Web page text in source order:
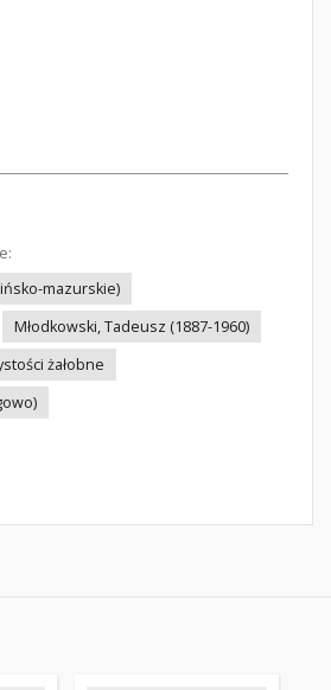
mazurskie)
Młodkowski, Tadeusz (1887-1960)
żałobne